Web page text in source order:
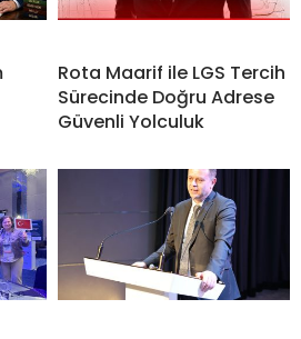
Rota Maarif ile LGS Tercih
Sürecinde Doğru Adrese
Güvenli Yolculuk